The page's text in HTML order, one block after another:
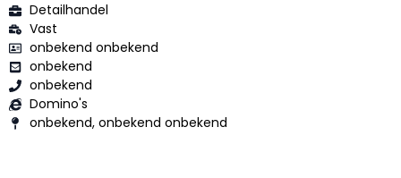
Detailhandel
Vast
onbekend onbekend
onbekend
onbekend
Domino's
onbekend, onbekend onbekend